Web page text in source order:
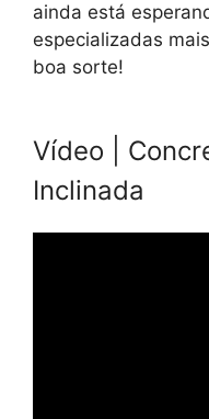
ainda está
especializadas
boa sorte!
Vídeo |
Inclinada